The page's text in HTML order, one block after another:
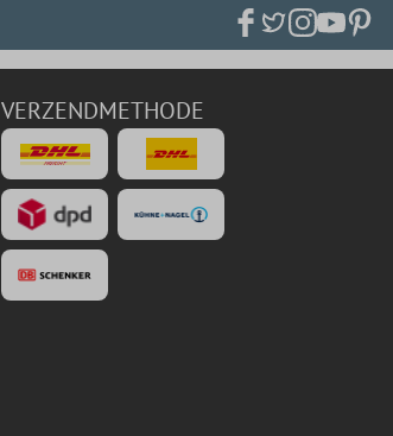
VERZENDMETHODE